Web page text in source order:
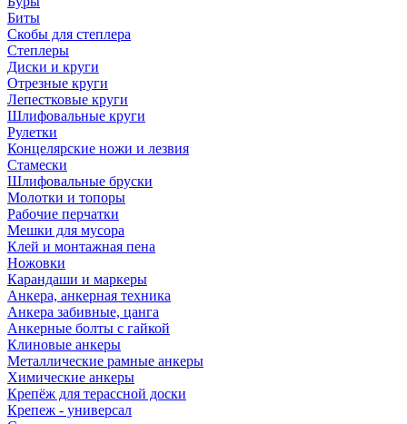
Биты
Скобы для степлера
Степлеры
Диски и круги
Отрезные круги
Лепестковые круги
Шлифовальные круги
Рулетки
Концелярские ножи и лезвия
Стамески
Шлифовальные бруски
Молотки и топоры
Рабочие перчатки
Мешки для мусора
Клей и монтажная пена
Ножовки
Карандаши и маркеры
Анкера, анкерная техника
Анкера забивные, цанга
Анкерные болты с гайкой
Клиновые анкеры
Металлические рамные анкеры
Химические анкеры
Крепёж для терассной доски
Крепеж - универсал